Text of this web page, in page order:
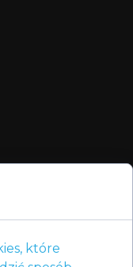
montaż
które